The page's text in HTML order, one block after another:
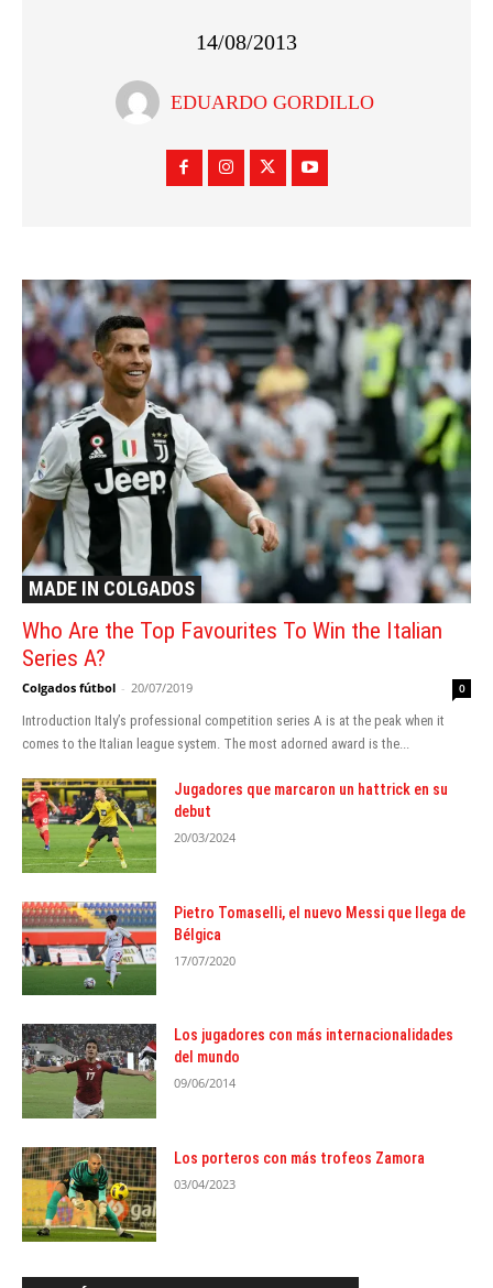
14/08/2013
EDUARDO GORDILLO
MADE IN COLGADOS
Who Are the Top Favourites To Win the Italian
Series A?
Colgados fútbol - 20/07/2019 0
Introduction Italy’s professional competition series A is at the peak when it
comes to the Italian league system. The most adorned award is the...
Jugadores que marcaron un hattrick en su
debut
20/03/2024
Pietro Tomaselli, el nuevo Messi que llega de
Bélgica
17/07/2020
Los jugadores con más internacionalidades
del mundo
09/06/2014
Los porteros con más trofeos Zamora
03/04/2023